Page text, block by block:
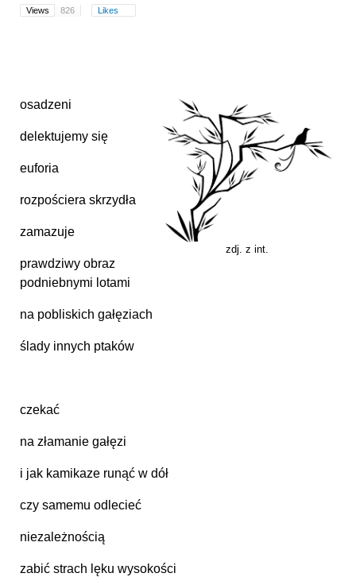
Views 826 Likes
zdj. z int.
osadzeni
delektujemy się
euforia
rozpościera skrzydła
zamazuje
prawdziwy obraz
podniebnymi lotami
na pobliskich gałęziach
ślady innych ptaków
czekać
na złamanie gałęzi
i jak kamikaze runąć w dół
czy samemu odlecieć
niezależnością
zabić strach lęku wysokości